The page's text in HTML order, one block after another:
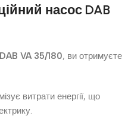
насос DAB
VA 35/180, ви отримуєте
витрати енергії, що